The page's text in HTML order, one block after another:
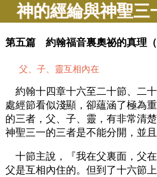
神的經綸與神聖三
第五篇 約翰福音裏奧祕的真理（
父、子、靈互相內在
約翰十四章十六至二十節、二
處經節看似淺顯，卻蘊涵了極為
的三者，父、子、靈，有非常清
神聖三一的三者是不能分開，並且
十節主說，『我在父裏面，父
父是互相內住的。但到了十六節